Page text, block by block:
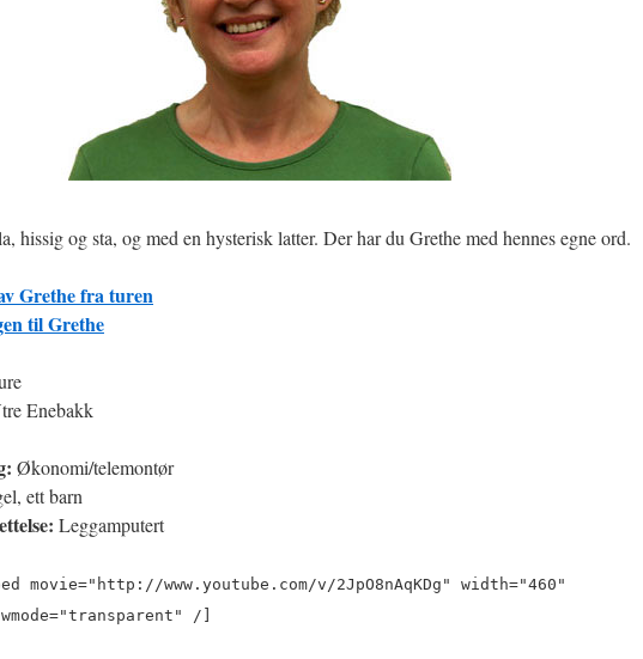
hissig og sta, og med en hysterisk latter. Der har du Grethe med hennes egne ord.
Grethe fra turen
til Grethe
Enebakk
Økonomi/telemontør
ett barn
Leggamputert
movie="http://www.youtube.com/v/2JpO8nAqKDg" width="460"
/]